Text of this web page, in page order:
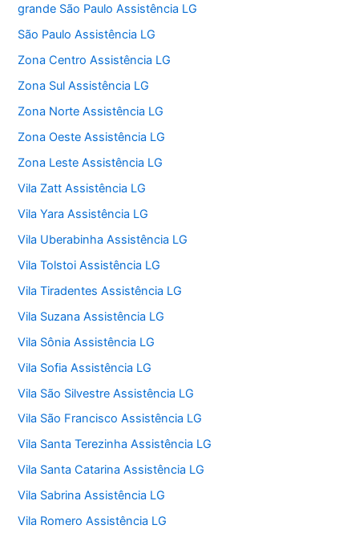
grande São Paulo Assistência LG
São Paulo Assistência LG
Zona Centro Assistência LG
Zona Sul Assistência LG
Zona Norte Assistência LG
Zona Oeste Assistência LG
Zona Leste Assistência LG
Vila Zatt Assistência LG
Vila Yara Assistência LG
Vila Uberabinha Assistência LG
Vila Tolstoi Assistência LG
Vila Tiradentes Assistência LG
Vila Suzana Assistência LG
Vila Sônia Assistência LG
Vila Sofia Assistência LG
Vila São Silvestre Assistência LG
Vila São Francisco Assistência LG
Vila Santa Terezinha Assistência LG
Vila Santa Catarina Assistência LG
Vila Sabrina Assistência LG
Vila Romero Assistência LG